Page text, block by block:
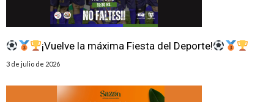
¡Vuelve la máxima Fiesta del Deporte!
3 de julio de 2026